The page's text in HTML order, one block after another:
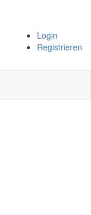
Login
Registrieren